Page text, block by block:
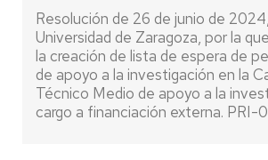
Resolución de 26 de junio de
Universidad de Zaragoza, por la
la creación de lista de espera de
de apoyo a la investigación en la
Técnico Medio de apoyo a la
cargo a financiación externa.